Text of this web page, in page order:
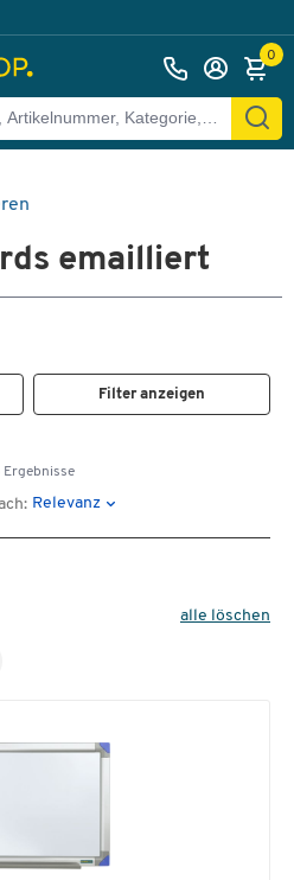
0
emailliert
Filter anzeigen
Ergebnisse
Relevanz
alle löschen